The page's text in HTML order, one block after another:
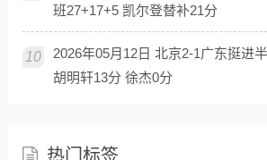
班27+17+5 凯尔登替补21分
10
2026年05月12日 北京2-1广东挺进
胡明轩13分 徐杰0分
热门标签